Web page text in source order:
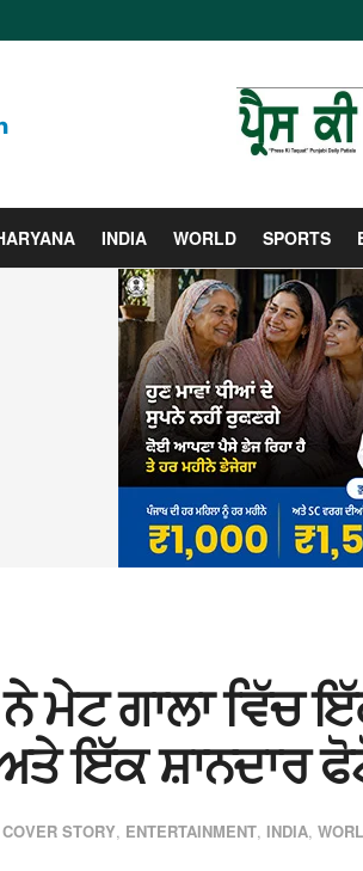
INDIA WORLD SPORTS
ਮੇਟ ਗਾਲਾ ਵਿੱਚ
ਇੱਕ ਸ਼ਾਨਦਾਰ
COVER STORY, ENTERTAINMENT, INDIA,